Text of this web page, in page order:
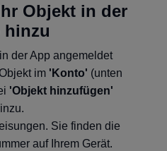
Objekt in der
hinzu
der App angemeldet
im 'Konto' (unten
'Objekt hinzufügen'
Sie finden die
auf Ihrem Gerät.